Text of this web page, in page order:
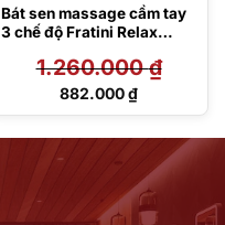
Bát sen massage cầm tay
3 chế độ Fratini Relax
1.260.000₫
Giá
1.260.000 ₫.
882.000₫
Giá
882.000 ₫.